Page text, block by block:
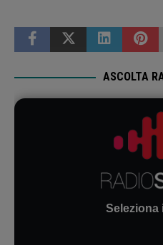
ASCOLTA
Seleziona